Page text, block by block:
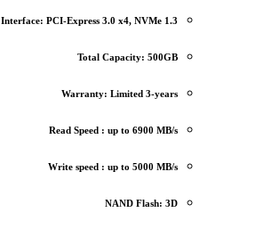
Interface: PCI-Express 3.0 x4, NVMe 1.3
Total Capacity: 500GB
Warranty: Limited 3-years
Read Speed : up to 6900 MB/s
Write speed : up to 5000 MB/s
NAND Flash: 3D